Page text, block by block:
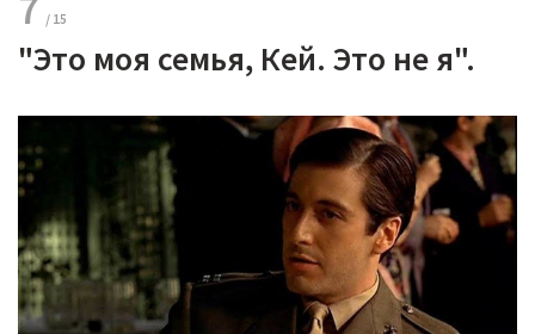
"Это моя семья, Кей. Это не я".